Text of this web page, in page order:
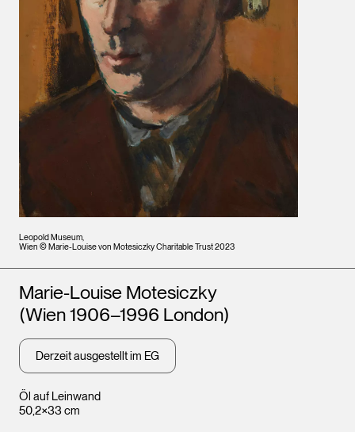
Leopold Museum,
Wien © Marie-Louise von Motesiczky Charitable Trust 2023
Öl auf Leinwand
50,2×33 cm
Künstler*innen
Marie-Louise Motesiczky
(Wien 1906–1996 London)
Derzeit ausgestellt im EG